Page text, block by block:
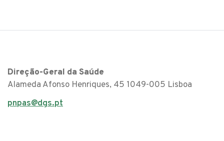
Direção-Geral da Saúde
Alameda Afonso Henriques, 45 1049-005 Lisboa
pnpas@dgs.pt